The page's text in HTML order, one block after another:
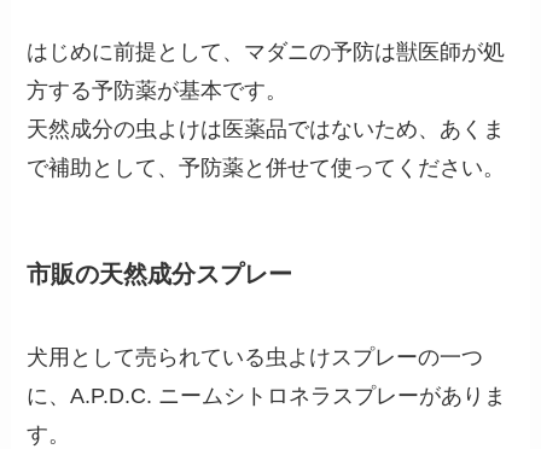
はじめに前提として、マダニの予防は獣医師が処
方する予防薬が基本です。
天然成分の虫よけは医薬品ではないため、あくま
で補助として、予防薬と併せて使ってください。
市販の天然成分スプレー
犬用として売られている虫よけスプレーの一つ
に、A.P.D.C. ニームシトロネラスプレーがありま
す。